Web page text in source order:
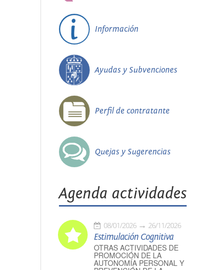
Información
Ayudas y Subvenciones
Perfil de contratante
Quejas y Sugerencias
Agenda actividades
08/01/2026 26/11/2026
Estimulación Cognitiva
OTRAS ACTIVIDADES DE
PROMOCIÓN DE LA
AUTONOMÍA PERSONAL Y